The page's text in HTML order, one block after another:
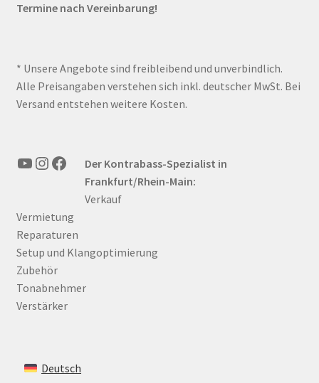
Termine nach Vereinbarung!
* Unsere Angebote sind freibleibend und unverbindlich.
Alle Preisangaben verstehen sich inkl. deutscher MwSt. Bei
Versand entstehen weitere Kosten.
YouTube
Instagram
FacebookDer Kontrabass-Spezialist in
Frankfurt/Rhein-Main:
Verkauf
Vermietung
Reparaturen
Setup und Klangoptimierung
Zubehör
Tonabnehmer
Verstärker
Deutsch